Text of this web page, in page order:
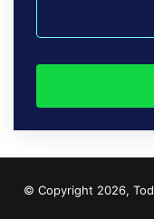
© Copyright 2026,